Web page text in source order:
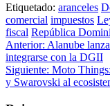
Etiquetado: aranceles
comercial impuestos
fiscal República
Navegación
de
entradas
Anterior: Alanube
integrarse con la DGII
Siguiente: Moto
y Swarovski al